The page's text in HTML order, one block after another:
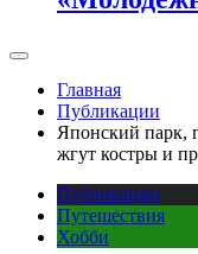
Главная
Публикации
Японский парк,
жгут костры и
Публикации
Путешествия
Хобби